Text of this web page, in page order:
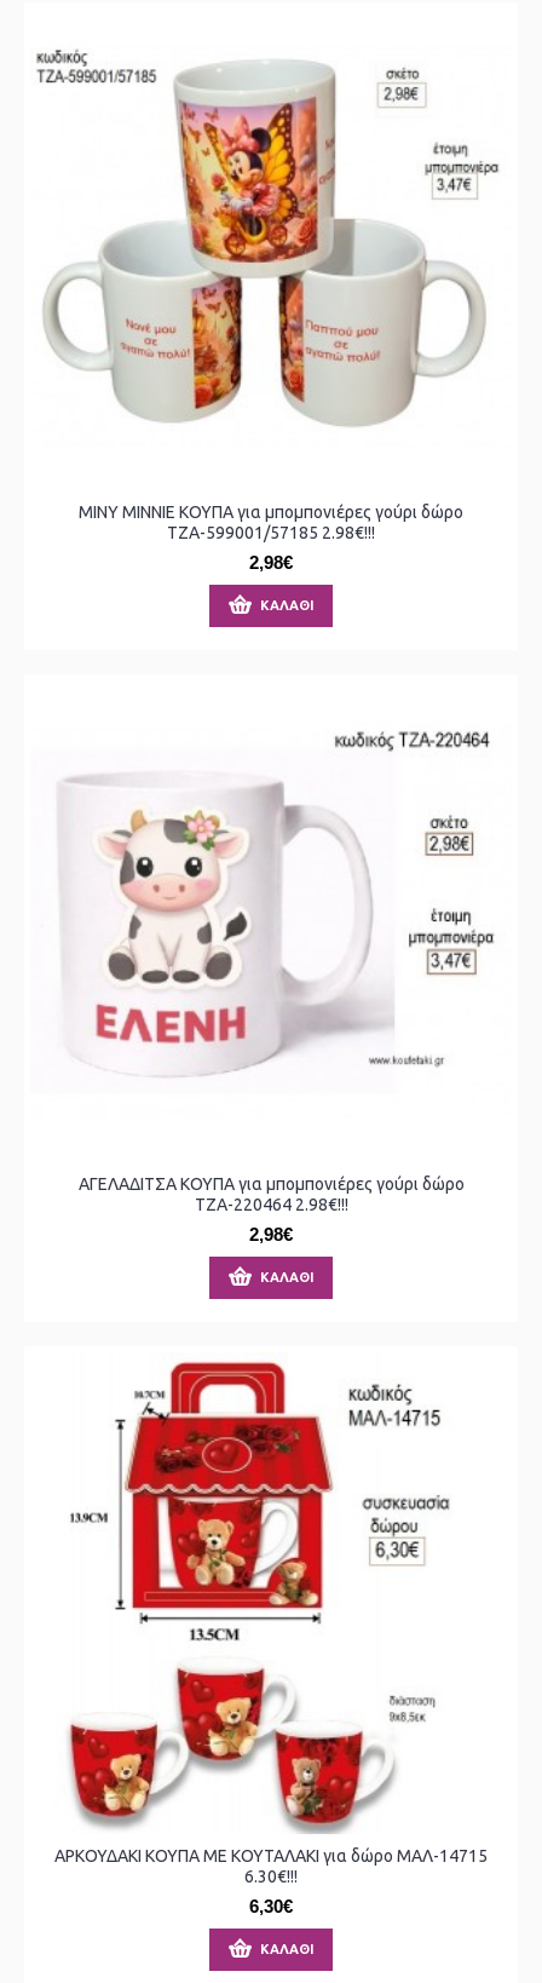
MINY ΜΙΝΝΙΕ ΚΟΥΠΑ για μπομπονιέρες γούρι δώρο
ΤΖΑ-599001/57185 2.98€!!!
2,98€
ΚΑΛΆΘΙ
ΑΓΕΛΑΔΙΤΣΑ ΚΟΥΠΑ για μπομπονιέρες γούρι δώρο
ΤΖΑ-220464 2.98€!!!
2,98€
ΚΑΛΆΘΙ
ΑΡΚΟΥΔΑΚΙ ΚΟΥΠΑ ΜΕ ΚΟΥΤΑΛΑΚΙ για δώρο ΜΑΛ-14715
6.30€!!!
6,30€
ΚΑΛΆΘΙ